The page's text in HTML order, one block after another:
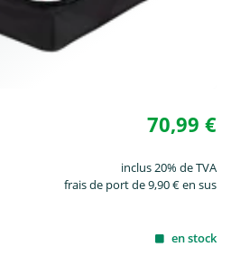
70,99 €
inclus 20% de TVA
frais de port de 9,90 € en sus
en stock